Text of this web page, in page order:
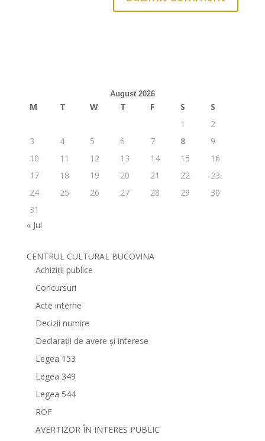
August 2026
M T W T F S
S
1
2
3
4 5 6 7 8
9
10
11 12 13 14 15
16
17
18 19 20 21 22
23
24
25 26 27 28 29
30
31
« Jul
CENTRUL CULTURAL BUCOVINA
Achiziții publice
Concursuri
Acte interne
Decizii numire
Declarații de avere și interese
Legea 153
Legea 349
Legea 544
ROF
AVERTIZOR ÎN INTERES PUBLIC